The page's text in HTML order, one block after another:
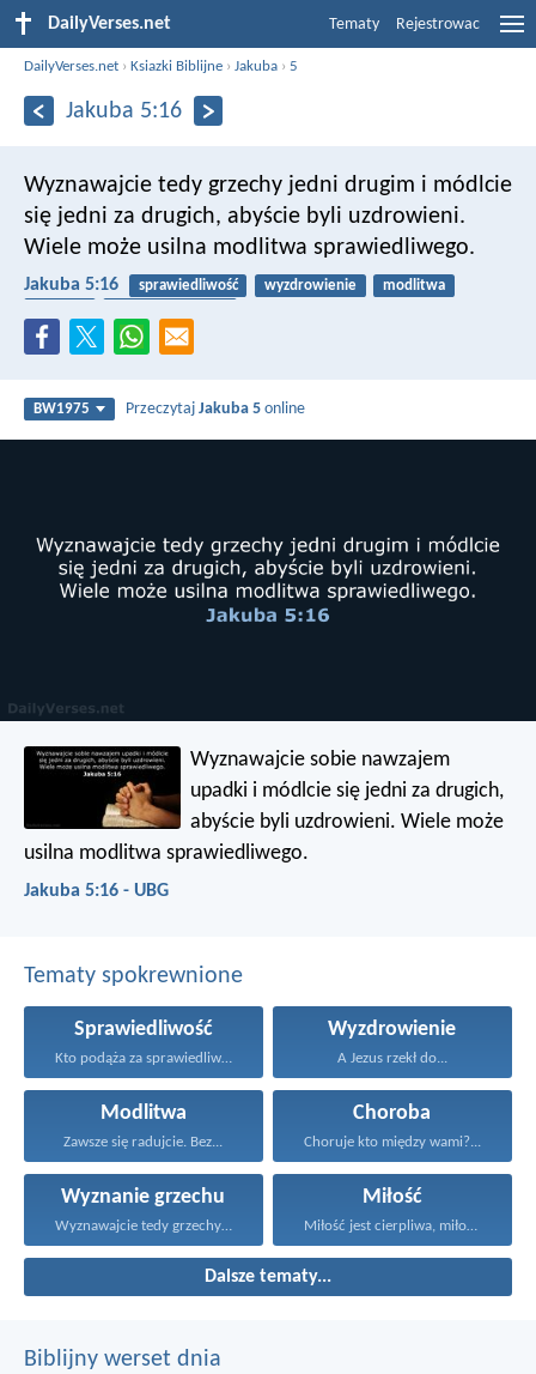
DailyVerses.net Tematy Rejestrowac
DailyVerses.net ›Ksiazki Biblijne ›Jakuba ›5
Jakuba 5:16
Wyznawajcie tedy grzechy jedni drugim i módlcie
się jedni za drugich, abyście byli uzdrowieni.
Wiele może usilna modlitwa sprawiedliwego.
Jakuba 5:16 sprawiedliwość wyzdrowienie
modlitwa
BW1975 PrzeczytajJakuba 5 online
Wyznawajcie sobie nawzajem
upadki i módlcie się jedni za drugich,
abyście byli uzdrowieni. Wiele może
usilna modlitwa sprawiedliwego.
Jakuba 5:16 - UBG
Tematy spokrewnione
Sprawiedliwość
Kto podąża za sprawiedliwością...
Wyzdrowienie
A Jezus rzekł do...
Modlitwa
Zawsze się radujcie. Bez...
Choroba
Choruje kto między wami?...
Wyznanie grzechu
Wyznawajcie tedy grzechy jedni...
Miłość
Miłość jest cierpliwa, miłość...
Dalsze tematy...
Biblijny werset dnia